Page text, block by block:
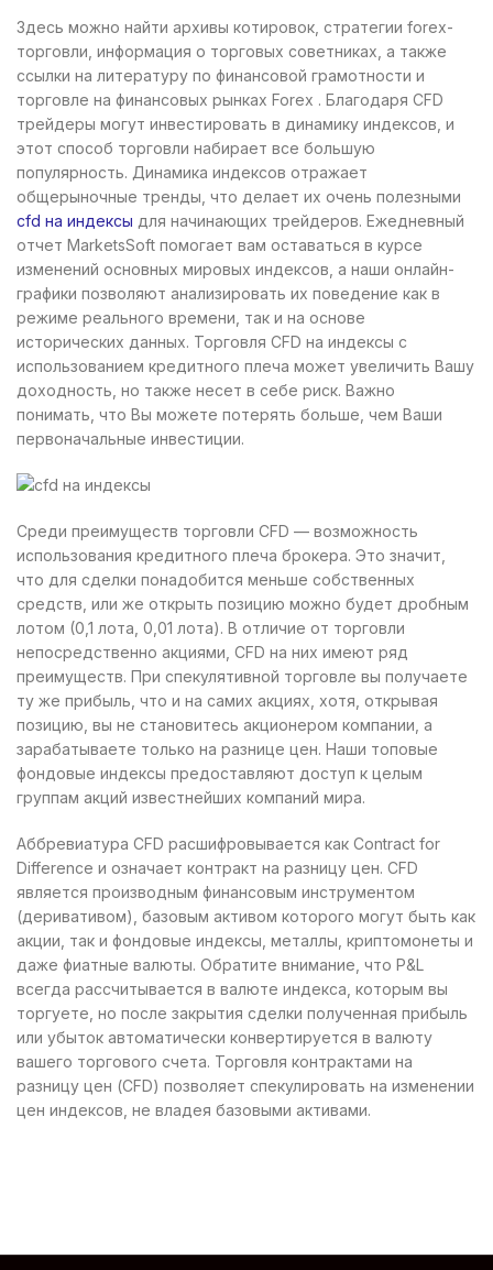
Здесь можно найти архивы котировок, стратегии forex-
торговли, информация о торговых советниках, а также
ссылки на литературу по финансовой грамотности и
торговле на финансовых рынках Forex . Благодаря CFD
трейдеры могут инвестировать в динамику индексов, и
этот способ торговли набирает все большую
популярность. Динамика индексов отражает
общерыночные тренды, что делает их очень полезными
cfd на индексы для начинающих трейдеров. Ежедневный
отчет MarketsSoft помогает вам оставаться в курсе
изменений основных мировых индексов, а наши онлайн-
графики позволяют анализировать их поведение как в
режиме реального времени, так и на основе
исторических данных. Торговля CFD на индексы с
использованием кредитного плеча может увеличить Вашу
доходность, но также несет в себе риск. Важно
понимать, что Вы можете потерять больше, чем Ваши
первоначальные инвестиции.
Среди преимуществ торговли CFD — возможность
использования кредитного плеча брокера. Это значит,
что для сделки понадобится меньше собственных
средств, или же открыть позицию можно будет дробным
лотом (0,1 лота, 0,01 лота). В отличие от торговли
непосредственно акциями, CFD на них имеют ряд
преимуществ. При спекулятивной торговле вы получаете
ту же прибыль, что и на самих акциях, хотя, открывая
позицию, вы не становитесь акционером компании, а
зарабатываете только на разнице цен. Наши топовые
фондовые индексы предоставляют доступ к целым
группам акций известнейших компаний мира.
Аббревиатура CFD расшифровывается как Contract for
Difference и означает контракт на разницу цен. CFD
является производным финансовым инструментом
(деривативом), базовым активом которого могут быть как
акции, так и фондовые индексы, металлы, криптомонеты и
даже фиатные валюты. Обратите внимание, что P&L
всегда рассчитывается в валюте индекса, которым вы
торгуете, но после закрытия сделки полученная прибыль
или убыток автоматически конвертируется в валюту
вашего торгового счета. Торговля контрактами на
разницу цен (CFD) позволяет спекулировать на изменении
цен индексов, не владея базовыми активами.